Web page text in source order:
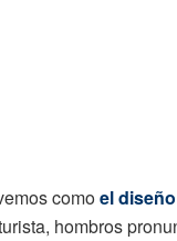
comoel
hombros